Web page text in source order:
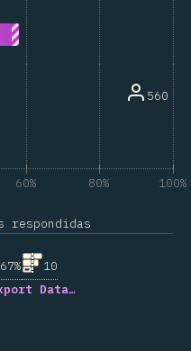
560
60% 80% 100%
respondidas
67%
10
Data…